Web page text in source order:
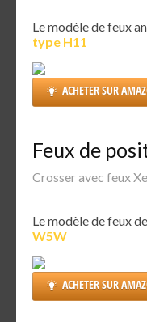
Le modèle de feux
type H11
ACHETER SUR
Feux de
Crosser avec feux
Le modèle de feux
W5W
ACHETER SUR